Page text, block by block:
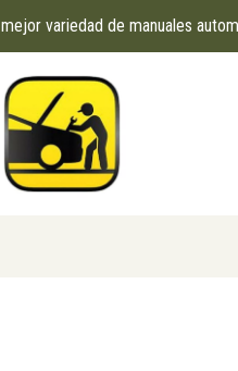
variedad de manuales